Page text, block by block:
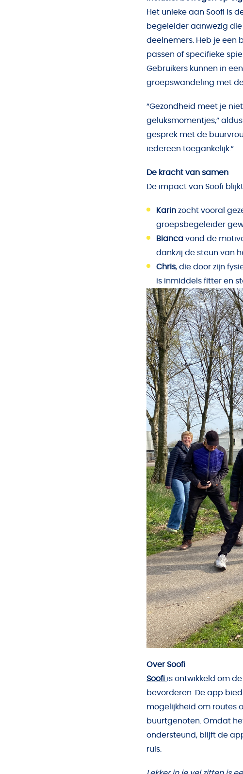
Het unieke aan Soofi is
begeleider aanwezig
deelnemers. Heb je een
passen of specifieke
Gebruikers kunnen in
groepswandeling met
“Gezondheid meet je
geluksmomentjes,”
gesprek met de
iedereen toegankelijk.”
De kracht van samen
De impact van Soofi
Karin zocht vooral
groepsbegeleider
Bianca vond de
dankzij de steun van
Chris, die door zijn
is inmiddels fitter en
Over Soofi
Soofi is ontwikkeld om
bevorderen. De app
mogelijkheid om routes
buurtgenoten. Omdat
ondersteund, blijft de
ruis.